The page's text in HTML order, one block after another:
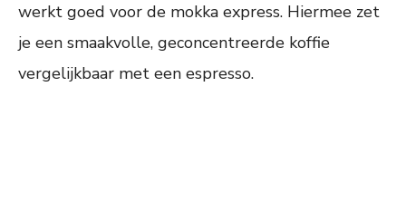
werkt goed voor de mokka express. Hiermee zet
je een smaakvolle, geconcentreerde koffie
vergelijkbaar met een espresso.